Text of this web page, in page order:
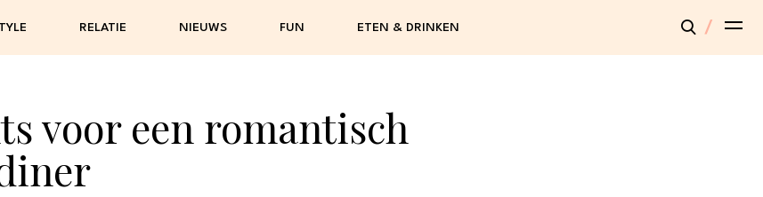
RELATIE NIEUWS FUN ETEN & DRINKEN
voor een romantisch